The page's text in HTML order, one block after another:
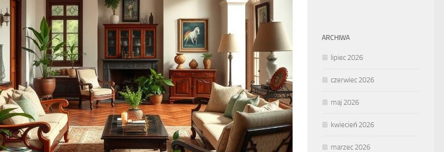
ARCHIWA
lipiec 2026
czerwiec 2026
maj 2026
kwiecień 2026
marzec 2026